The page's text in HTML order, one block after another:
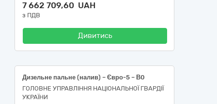
7 662 709,60 UAH
з ПДВ
Дивитись
Дизельне пальне (налив) – Євро-5 – В0
ГОЛОВНЕ УПРАВЛІННЯ НАЦІОНАЛЬНОЇ ГВАРДІЇ
УКРАЇНИ